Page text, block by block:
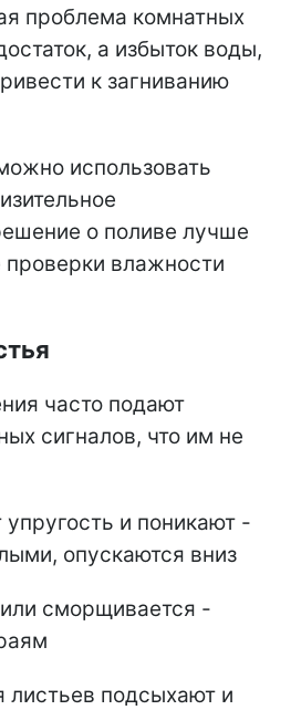
проблема комнатных
а избыток воды,
к загниванию
использовать
о поливе лучше
влажности
часто подают
сигналов, что им не
и поникают -
опускаются вниз
сморщивается -
листьев подсыхают и